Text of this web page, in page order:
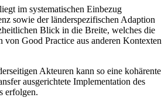
im systematischen Einbezug
sowie der länderspezifischen Adaption
Blick in die Breite, welches die
Good Practice aus anderen Kontexten
Akteuren kann so eine kohärente
ausgerichtete Implementation des
erfolgen.